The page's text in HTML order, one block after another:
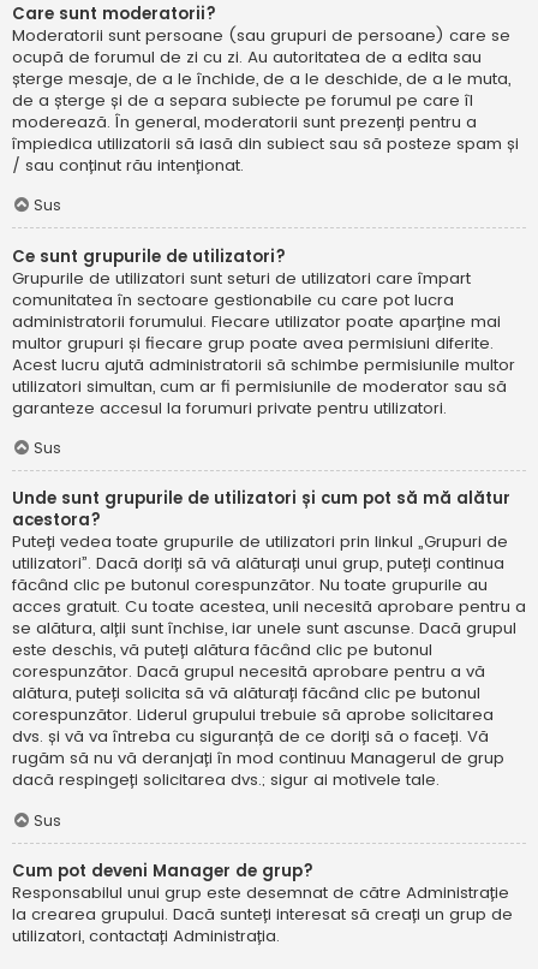
Care sunt moderatorii?
Moderatorii sunt persoane (sau grupuri de persoane) care se
ocupă de forumul de zi cu zi. Au autoritatea de a edita sau
șterge mesaje, de a le închide, de a le deschide, de a le muta,
de a șterge și de a separa subiecte pe forumul pe care îl
moderează. În general, moderatorii sunt prezenți pentru a
împiedica utilizatorii să iasă din subiect sau să posteze spam și
/ sau conținut rău intenționat.
Sus
Ce sunt grupurile de utilizatori?
Grupurile de utilizatori sunt seturi de utilizatori care împart
comunitatea în sectoare gestionabile cu care pot lucra
administratorii forumului. Fiecare utilizator poate aparține mai
multor grupuri și fiecare grup poate avea permisiuni diferite.
Acest lucru ajută administratorii să schimbe permisiunile multor
utilizatori simultan, cum ar fi permisiunile de moderator sau să
garanteze accesul la forumuri private pentru utilizatori.
Sus
Unde sunt grupurile de utilizatori și cum pot să mă alătur
acestora?
Puteți vedea toate grupurile de utilizatori prin linkul „Grupuri de
utilizatori”. Dacă doriți să vă alăturați unui grup, puteți continua
făcând clic pe butonul corespunzător. Nu toate grupurile au
acces gratuit. Cu toate acestea, unii necesită aprobare pentru a
se alătura, alții sunt închise, iar unele sunt ascunse. Dacă grupul
este deschis, vă puteți alătura făcând clic pe butonul
corespunzător. Dacă grupul necesită aprobare pentru a vă
alătura, puteți solicita să vă alăturați făcând clic pe butonul
corespunzător. Liderul grupului trebuie să aprobe solicitarea
dvs. și vă va întreba cu siguranță de ce doriți să o faceți. Vă
rugăm să nu vă deranjați în mod continuu Managerul de grup
dacă respingeți solicitarea dvs.; sigur ai motivele tale.
Sus
Cum pot deveni Manager de grup?
Responsabilul unui grup este desemnat de către Administrație
la crearea grupului. Dacă sunteți interesat să creați un grup de
utilizatori, contactați Administrația.